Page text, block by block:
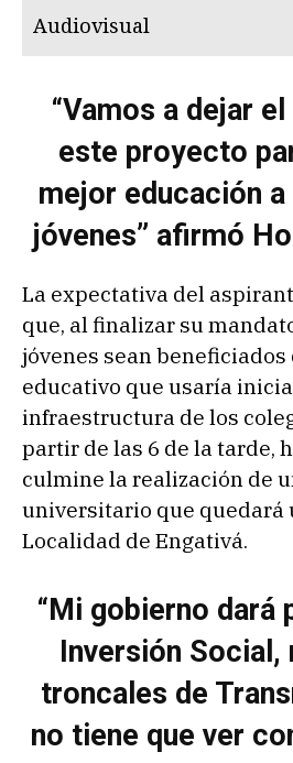
Audiovisual
“Vamos a dejar
este proyecto
mejor educación
jóvenes” afirmó
La expectativa del
que, al finalizar su
jóvenes sean beneficiados
educativo que usaría
infraestructura de los
partir de las 6 de la tarde,
culmine la realización de
universitario que quedará
Localidad de Engativá.
“Mi gobierno dará
Inversión Social,
troncales de
no tiene que ver